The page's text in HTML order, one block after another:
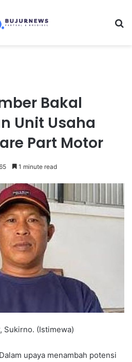
Bakal
Unit Usaha
Part Motor
1 minute read
Sukirno. (Istimewa)
upaya menambah potensi